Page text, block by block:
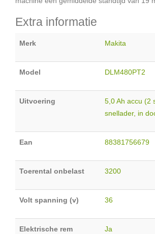
Extra informatie
Merk Makita
Model DLM480PT2
Uitvoering
5,0 Ah accu (2
snellader, in
Ean 88381756679
Toerental onbelast 3200
Volt spanning (v) 36
Elektrische rem Ja